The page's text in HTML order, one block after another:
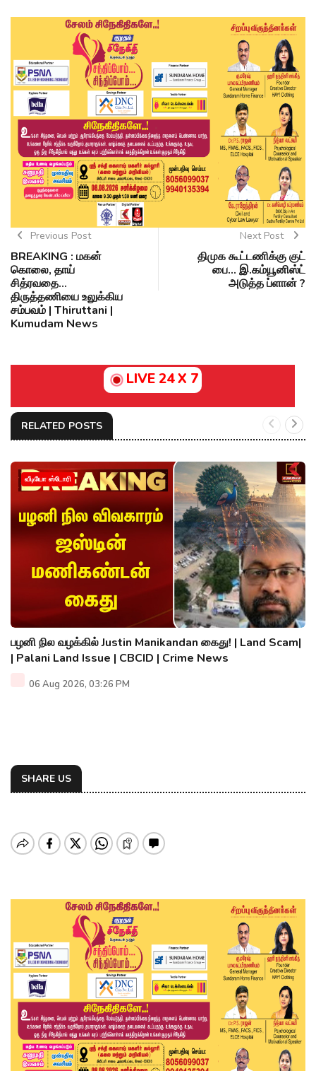
Previous Post
BREAKING : மகன்
கொலை, தாய்
சித்ரவதை...
திருத்தணியை உலுக்கிய
சம்பவம் | Thiruttani |
Kumudam News
Next Post
திமுக கூட்டணிக்கு குட்
பை... இ.கம்யூனிஸ்ட்
அடுத்த ப்ளான் ?
LIVE 24 X 7
RELATED POSTS
வீடியோ ஸ்டோரி
பழனி நில வழக்கில் Justin Manikandan கைது! | Land Scam|
| Palani Land Issue | CBCID | Crime News
06 Aug 2026, 03:26 PM
SHARE US